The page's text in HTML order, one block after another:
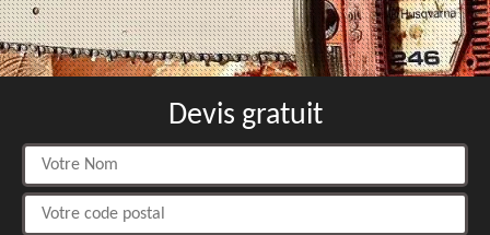
Devis gratuit